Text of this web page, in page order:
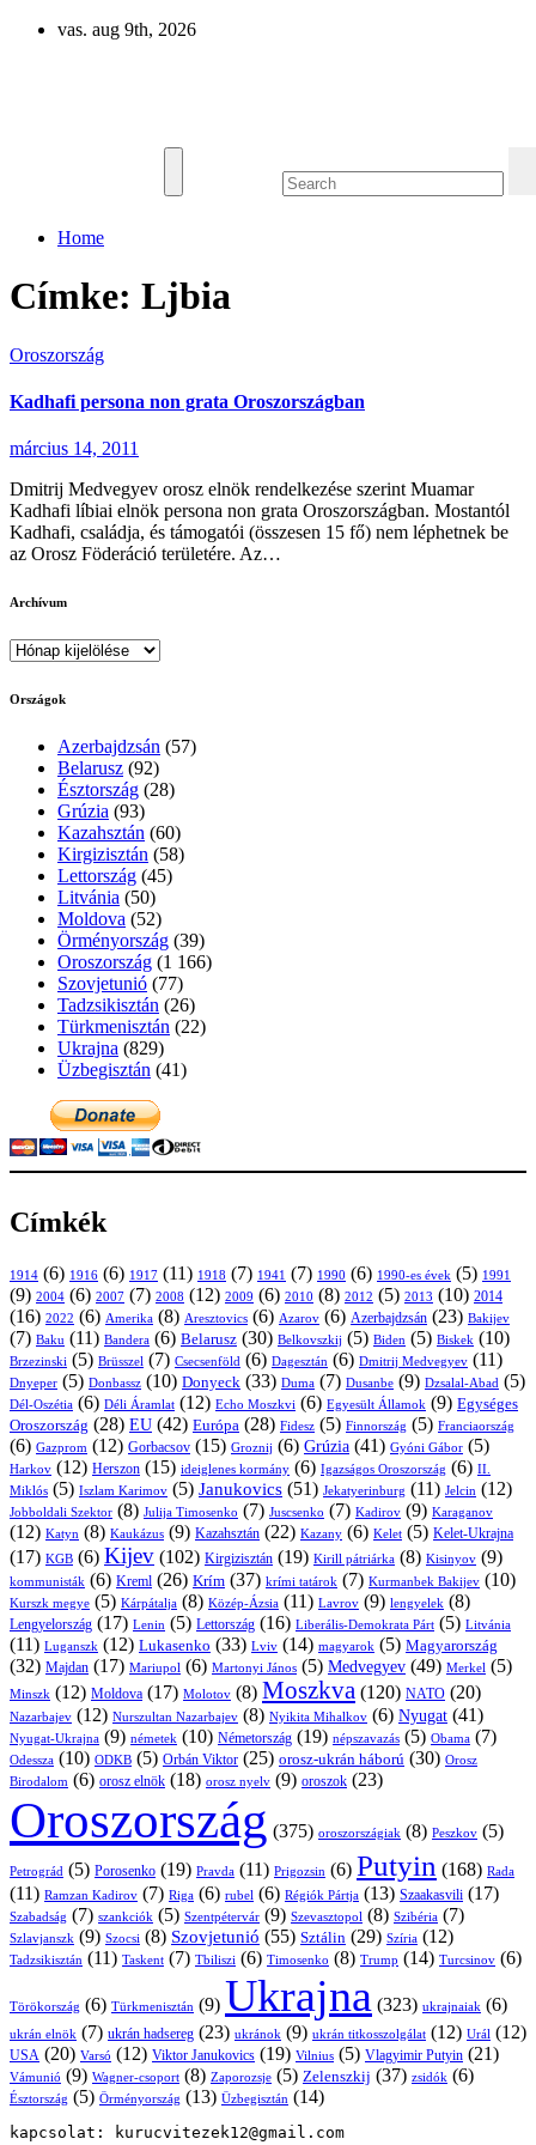
Skip
vas. aug 9th, 2026
Home
Címke: Ljbia
Oroszország
Kadhafi persona non grata Oroszországban
március 14, 2011
Dmitrij Medvegyev orosz elnök rendelkezése szerint Muamar
Kadhafi líbiai elnök persona non grata Oroszországban. Mostantól
Kadhafi, családja, és támogatói (összesen 15 fő) nem léphetnek be
az Orosz Föderáció területére. Az…
Archívum
Archívum
Országok
Azerbajdzsán (57)
Belarusz (92)
Észtország (28)
Grúzia (93)
Kazahsztán (60)
Kirgizisztán (58)
Lettország (45)
Litvánia (50)
Moldova (52)
Örményország (39)
Oroszország (1 166)
Szovjetunió (77)
Tadzsikisztán (26)
Türkmenisztán (22)
Ukrajna (829)
Üzbegisztán (41)
Címkék
1914 (6) 1916 (6) 1917 (11) 1918 (7) 1941 (7) 1990 (6) 1990-es évek (5) 1991
(9) 2004 (6) 2007 (7) 2008 (12) 2009 (6) 2010 (8) 2012 (5) 2013 (10) 2014
(16) 2022 (6) Amerika (8) Aresztovics (6) Azarov (6) Azerbajdzsán (23) Bakijev
(7) Baku (11) Bandera (6) Belarusz (30) Belkovszkij (5) Biden (5) Biskek (10)
Brzezinski (5) Brüsszel (7) Csecsenföld (6) Dagesztán (6) Dmitrij Medvegyev (11)
Dnyeper (5) Donbassz (10) Donyeck (33) Duma (7) Dusanbe (9) Dzsalal-Abad (5)
Dél-Oszétia (6) Déli Áramlat (12) Echo Moszkvi (6) Egyesült Államok (9) Egységes
Oroszország (28) EU (42) Európa (28) Fidesz (5) Finnország (5) Franciaország
(6) Gazprom (12) Gorbacsov (15) Groznij (6) Grúzia (41) Gyóni Gábor (5)
Harkov (12) Herszon (15) ideiglenes kormány (6) Igazságos Oroszország (6) II.
Miklós (5) Iszlam Karimov (5) Janukovics (51) Jekatyerinburg (11) Jelcin (12)
Jobboldali Szektor (8) Julija Timosenko (7) Juscsenko (7) Kadirov (9) Karaganov
(12) Katyn (8) Kaukázus (9) Kazahsztán (22) Kazany (6) Kelet (5) Kelet-Ukrajna
(17) KGB (6) Kijev (102) Kirgizisztán (19) Kirill pátriárka (8) Kisinyov (9)
kommunisták (6) Kreml (26) Krím (37) krími tatárok (7) Kurmanbek Bakijev (10)
Kurszk megye (5) Kárpátalja (8) Közép-Ázsia (11) Lavrov (9) lengyelek (8)
Lengyelország (17) Lenin (5) Lettország (16) Liberális-Demokrata Párt (5) Litvánia
(11) Luganszk (12) Lukasenko (33) Lviv (14) magyarok (5) Magyarország
(32) Majdan (17) Mariupol (6) Martonyi János (5) Medvegyev (49) Merkel (5)
Minszk (12) Moldova (17) Molotov (8) Moszkva (120) NATO (20)
Nazarbajev (12) Nurszultan Nazarbajev (8) Nyikita Mihalkov (6) Nyugat (41)
Nyugat-Ukrajna (9) németek (10) Németország (19) népszavazás (5) Obama (7)
Odessza (10) ODKB (5) Orbán Viktor (25) orosz-ukrán háború (30) Orosz
Birodalom (6) orosz elnök (18) orosz nyelv (9) oroszok (23)
Oroszország (375) oroszországiak (8) Peszkov (5)
Petrográd (5) Porosenko (19) Pravda (11) Prigozsin (6) Putyin (168) Rada
(11) Ramzan Kadirov (7) Riga (6) rubel (6) Régiók Pártja (13) Szaakasvili (17)
Szabadság (7) szankciók (5) Szentpétervár (9) Szevasztopol (8) Szibéria (7)
Szlavjanszk (9) Szocsi (8) Szovjetunió (55) Sztálin (29) Szíria (12)
Tadzsikisztán (11) Taskent (7) Tbiliszi (6) Timosenko (8) Trump (14) Turcsinov (6)
Törökország (6) Türkmenisztán (9) Ukrajna (323) ukrajnaiak (6)
ukrán elnök (7) ukrán hadsereg (23) ukránok (9) ukrán titkosszolgálat (12) Urál (12)
USA (20) Varsó (12) Viktor Janukovics (19) Vilnius (5) Vlagyimir Putyin (21)
Vámunió (9) Wagner-csoport (8) Zaporozsje (5) Zelenszkij (37) zsidók (6)
Észtország (5) Örményország (13) Üzbegisztán (14)
kapcsolat: kurucvitezek12@gmail.com